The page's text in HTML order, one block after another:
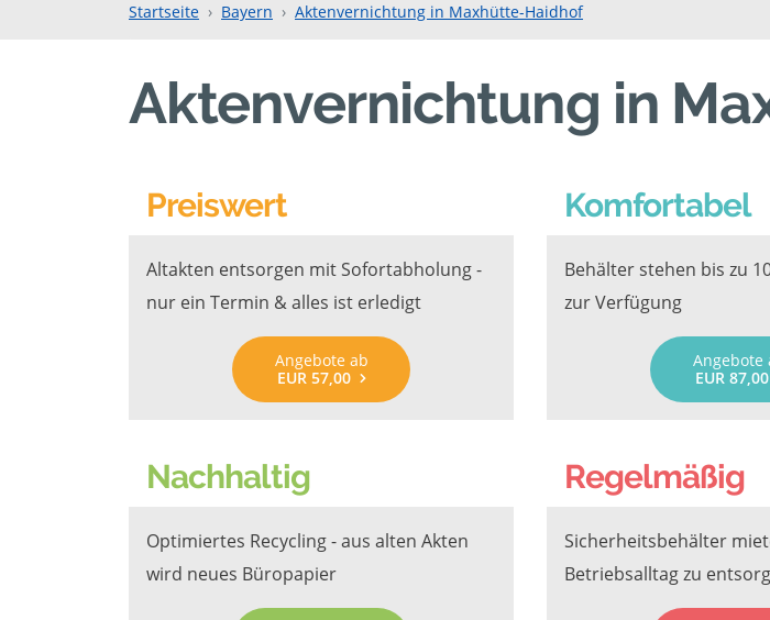
Startseite Bayern Aktenvernichtung in Maxhütte-Haidhof
Aktenvernichtung in
Preiswert
Altakten entsorgen mit Sofortabholung -
nur ein Termin & alles ist erledigt
Angebote ab
EUR 57,00
Komfortabel
Behälter stehen bis zu
zur Verfügung
Angebote
EUR 87,00
Nachhaltig
Optimiertes Recycling - aus alten Akten
wird neues Büropapier
Regelmäßig
Sicherheitsbehälter
Betriebsalltag zu